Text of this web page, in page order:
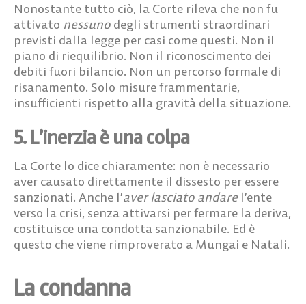
Nonostante tutto ciò, la Corte rileva che non fu
attivato nessuno degli strumenti straordinari
previsti dalla legge per casi come questi. Non il
piano di riequilibrio. Non il riconoscimento dei
debiti fuori bilancio. Non un percorso formale di
risanamento. Solo misure frammentarie,
insufficienti rispetto alla gravità della situazione.
5. L’inerzia è una colpa
La Corte lo dice chiaramente: non è necessario
aver causato direttamente il dissesto per essere
sanzionati. Anche l’aver lasciato andarel’ente
verso la crisi, senza attivarsi per fermare la deriva,
costituisce una condotta sanzionabile. Ed è
questo che viene rimproverato a Mungai e Natali.
La condanna